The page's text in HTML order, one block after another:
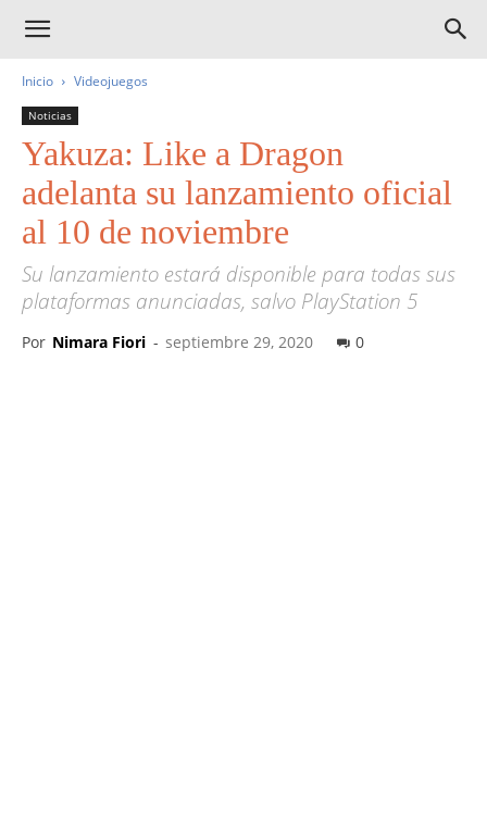
Inicio Videojuegos
Noticias
Yakuza: Like a Dragon
adelanta su lanzamiento oficial
al 10 de noviembre
Su lanzamiento estará disponible para todas sus
plataformas anunciadas, salvo PlayStation 5
Por Nimara Fiori - septiembre 29, 2020 0